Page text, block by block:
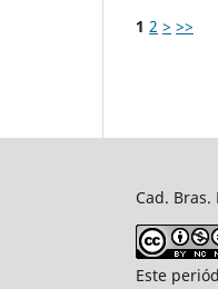
1 2 > >>
Cad. Bras.
Este